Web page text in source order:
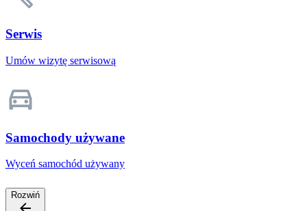
Serwis
Umów wizytę serwisową
Samochody używane
Wyceń samochód używany
Rozwiń